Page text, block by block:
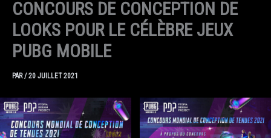
CONCOURS DE CONCEPTION DE
LOOKS POUR LE CÉLÈBRE JEUX
PUBG MOBILE
PAR/20 JUILLET 2021